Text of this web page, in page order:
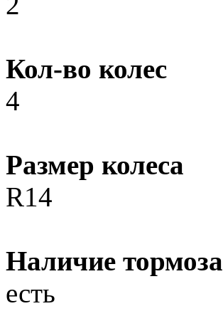
Кол-во колес
4
Размер колеса
R14
Наличие тормоза
есть